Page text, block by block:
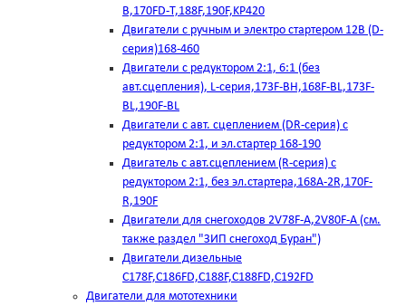
B,170FD-T,188F,190F,KP420
Двигатели с ручным и электро стартером 12В (D-
серия)168-460
Двигатели с редуктором 2:1, 6:1 (без
авт.сцепления), L-серия,173F-BH,168F-BL,173F-
BL,190F-BL
Двигатели с авт. сцеплением (DR-серия) с
редуктором 2:1, и эл.стартер 168-190
Двигатель с авт.сцеплением (R-серия) с
редуктором 2:1, без эл.стартера,168А-2R,170F-
R,190F
Двигатели для снегоходов 2V78F-A,2V80F-A (см.
также раздел "ЗИП снегоход Буран")
Двигатели дизельные
C178F,С186FD,C188F,C188FD,C192FD
Двигатели для мототехники